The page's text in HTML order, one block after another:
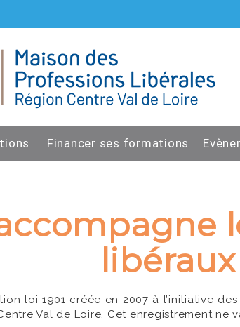
Financer ses formations
libéraux
loi 1901 créée en 2007 à l’initiative
Val de Loire. Cet enregistrement ne